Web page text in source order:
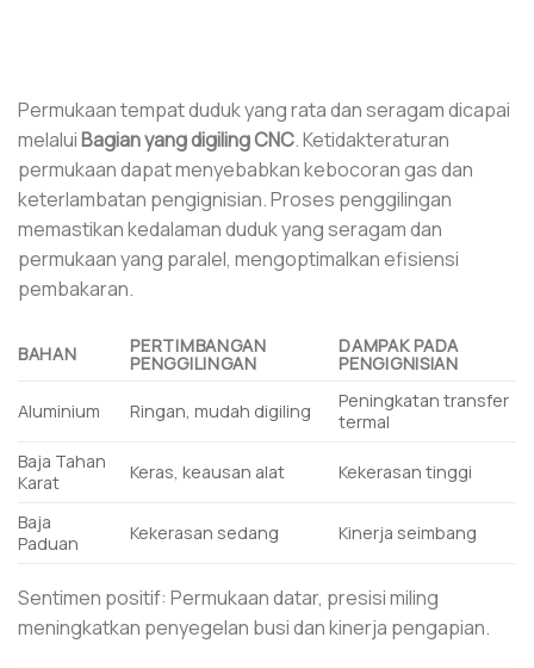
Permukaan tempat duduk yang rata dan seragam dicapai
melaluiBagian yang digiling CNC. Ketidakteraturan
permukaan dapat menyebabkan kebocoran gas dan
keterlambatan pengignisian. Proses penggilingan
memastikan kedalaman duduk yang seragam dan
permukaan yang paralel, mengoptimalkan efisiensi
pembakaran.
BAHAN PERTIMBANGAN
PENGGILINGAN
DAMPAK PADA
PENGIGNISIAN
Aluminium Ringan, mudah digiling
Peningkatan transfer
termal
Baja Tahan
Karat
Keras, keausan alat Kekerasan tinggi
Baja
Paduan
Kekerasan sedang Kinerja seimbang
Sentimen positif: Permukaan datar, presisi miling
meningkatkan penyegelan busi dan kinerja pengapian.